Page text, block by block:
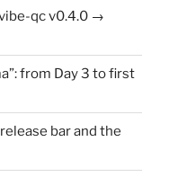
qc v0.4.0 →
from Day 3 to first
bar and the